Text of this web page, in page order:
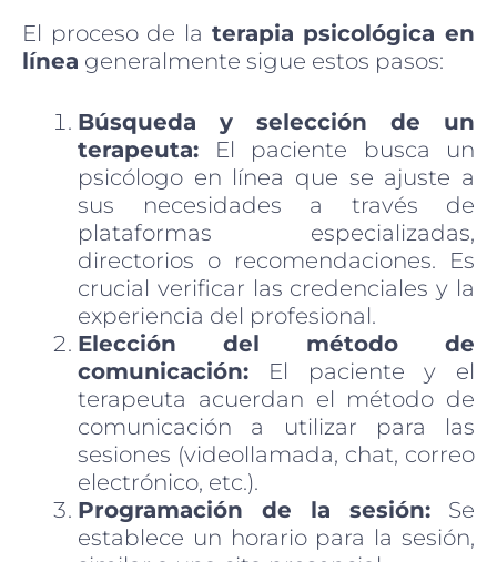
El proceso de la terapia psicológica en
línea generalmente sigue estos pasos:
Búsqueda y selección de un
terapeuta: El paciente busca un
psicólogo en línea que se ajuste a
sus necesidades a través de
plataformas especializadas,
directorios o recomendaciones. Es
crucial verificar las credenciales y la
experiencia del profesional.
Elección del método de
comunicación: El paciente y el
terapeuta acuerdan el método de
comunicación a utilizar para las
sesiones (videollamada, chat, correo
electrónico, etc.).
Programación de la sesión: Se
establece un horario para la sesión,